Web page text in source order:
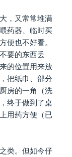
，又常常堆满
药器、临时买
便也不好看。
要的东西丢
的位置用来放
把纸巾、部分
房的一角（洗
终于做到了桌
用药方便（已
类。但如今仔